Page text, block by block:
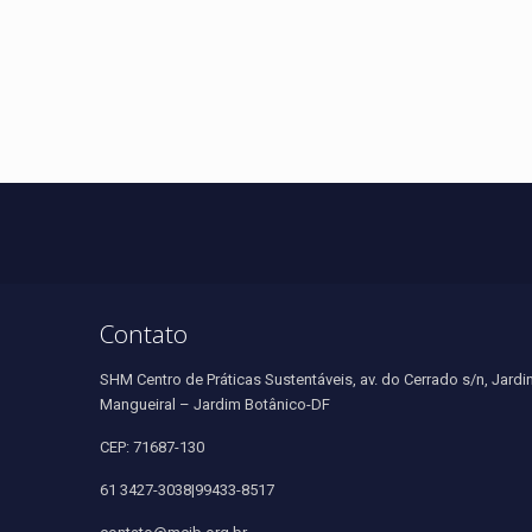
Contato
SHM Centro de Práticas Sustentáveis, av. do Cerrado s/n,
Mangueiral – Jardim Botânico-DF
CEP: 71687-130
61 3427-3038|99433-8517